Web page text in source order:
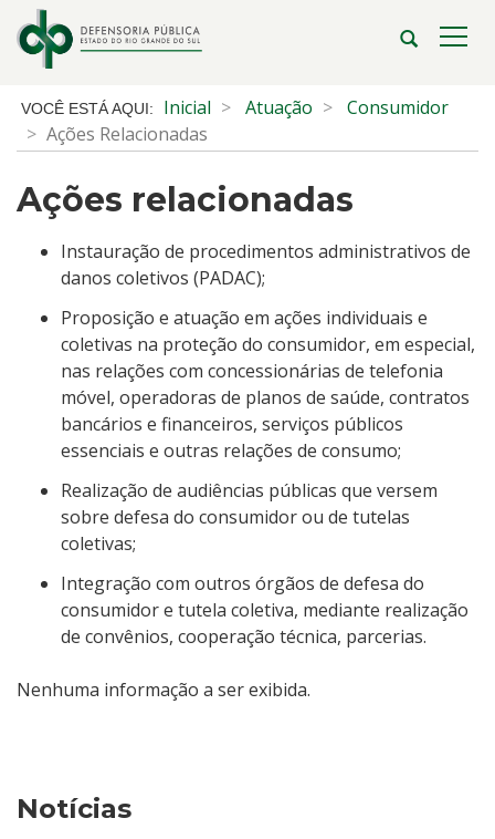
para
para
menu
Abrir
Início
conteúdo
Inicial Atuação
Consumidor
Ações Relacionadas
Ações relacionadas
Instauração de procedimentos administrativos de
danos coletivos (PADAC);
Proposição e atuação em ações individuais e
coletivas na proteção do consumidor, em especial,
nas relações com concessionárias de telefonia
móvel, operadoras de planos de saúde, contratos
bancários e financeiros, serviços públicos
essenciais e outras relações de consumo;
Realização de audiências públicas que versem
sobre defesa do consumidor ou de tutelas
coletivas;
Integração com outros órgãos de defesa do
consumidor e tutela coletiva, mediante realização
de convênios, cooperação técnica, parcerias.
Nenhuma informação a ser exibida.
Notícias